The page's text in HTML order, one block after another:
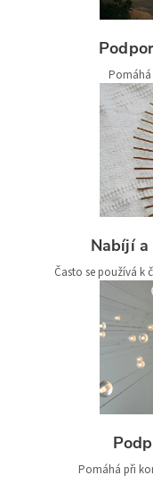
Nabíjí
Často se používá k
Pomáhá při